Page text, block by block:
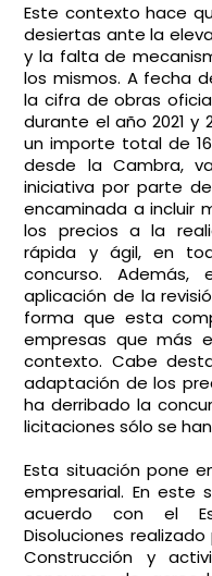
Este contexto hace
desiertas ante la
y la falta de
los mismos. A fecha
la cifra de obras
durante el año 2021 y
un importe total de
desde la Cambra,
iniciativa por parte
encaminada a incluir
los precios a la
rápida y ágil, en
concurso.
aplicación de la
forma que esta
empresas que más
contexto. Cabe
adaptación de los
ha derribado la
licitaciones sólo se
Esta situación pone
empresarial. En este
acuerdo con el
Disoluciones realizado
Construcción y